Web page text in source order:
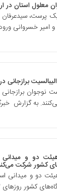
معلول استان
پرست،
خسروانی
برازجانی
نوجوان
به گزارش
دو و میدانی
کشور شرکت
دو و میدانی
کشور روزهای ۲۳ و ۲۴...